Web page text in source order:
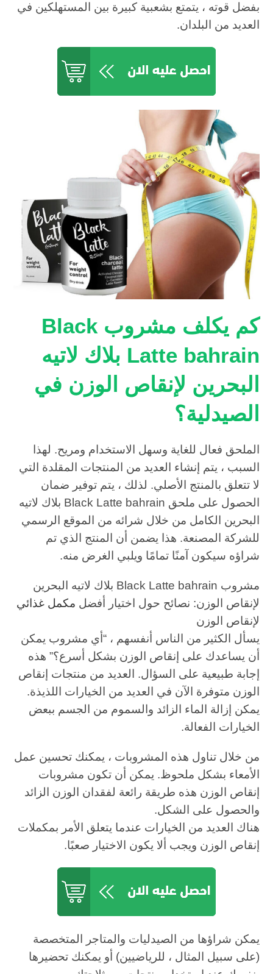
بفضل قوته ، يتمتع بشعبية كبيرة بين المستهلكين في
العديد من البلدان.
كم يكلف مشروب Black
Latte bahrain بلاك لاتيه
البحرين لإنقاص الوزن في
الصيدلية؟
الملحق فعال للغاية وسهل الاستخدام ومريح. لهذا
السبب ، يتم إنشاء العديد من المنتجات المقلدة التي
لا تتعلق بالمنتج الأصلي. لذلك ، يتم توفير ضمان
الحصول على ملحق Black Latte bahrain بلاك لاتيه
البحرين الكامل من خلال شرائه من الموقع الرسمي
للشركة المصنعة. هذا يضمن أن المنتج الذي تم
شراؤه سيكون آمنًا تمامًا ويلبي الغرض منه.
مشروب Black Latte bahrain بلاك لاتيه البحرين
لإنقاص الوزن: نصائح حول اختيار أفضل مكمل غذائي
لإنقاص الوزن
يسأل الكثير من الناس أنفسهم ، “أي مشروب يمكن
أن يساعدك على إنقاص الوزن بشكل أسرع؟” هذه
إجابة طبيعية على السؤال. العديد من منتجات إنقاص
الوزن متوفرة الآن في العديد من الخيارات اللذيذة.
يمكن إزالة الماء الزائد والسموم من الجسم ببعض
الخيارات الفعالة.
من خلال تناول هذه المشروبات ، يمكنك تحسين عمل
الأمعاء بشكل ملحوظ. يمكن أن تكون مشروبات
إنقاص الوزن هذه طريقة رائعة لفقدان الوزن الزائد
والحصول على الشكل.
هناك العديد من الخيارات عندما يتعلق الأمر بمكملات
إنقاص الوزن ويجب ألا يكون الاختيار صعبًا.
يمكن شراؤها من الصيدليات والمتاجر المتخصصة
(على سبيل المثال ، للرياضيين) أو يمكنك تحضيرها